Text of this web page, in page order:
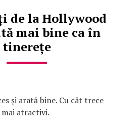
de la Hollywood
mai bine ca în
tinerețe
și arată bine. Cu cât trece
atractivi.